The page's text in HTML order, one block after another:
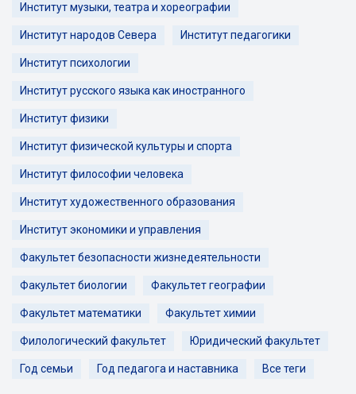
Институт музыки, театра и хореографии
Институт народов Севера Институт педагогики
Институт психологии
Институт русского языка как иностранного
Институт физики
Институт физической культуры и спорта
Институт философии человека
Институт художественного образования
Институт экономики и управления
Факультет безопасности жизнедеятельности
Факультет биологии Факультет географии
Факультет математики Факультет химии
Филологический факультет Юридический факультет
Год семьи Год педагога и наставника Все теги